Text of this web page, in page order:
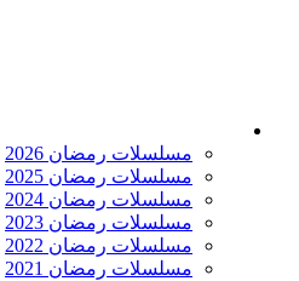
مسلسلات رمضان 2026
مسلسلات رمضان 2025
مسلسلات رمضان 2024
مسلسلات رمضان 2023
مسلسلات رمضان 2022
مسلسلات رمضان 2021